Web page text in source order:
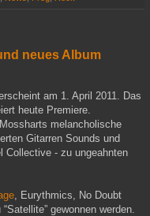
neues Album
am 1. April 2011. Das
heute Premiere.
melancholische
Gitarren Sounds und
Collective - zu ungeahnten
, Eurythmics, No Doubt
gewonnen werden.